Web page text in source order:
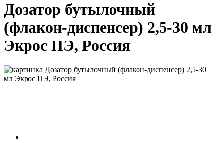
Дозатор бутылочный
(флакон-диспенсер) 2,5-30 мл
Экрос ПЭ, Россия